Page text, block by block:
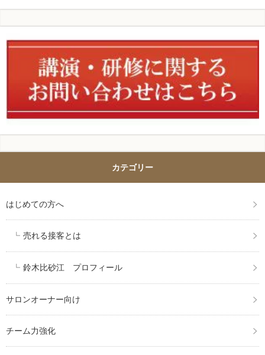
カテゴリー
はじめての方へ
売れる接客とは
鈴木比砂江 プロフィール
サロンオーナー向け
チーム力強化